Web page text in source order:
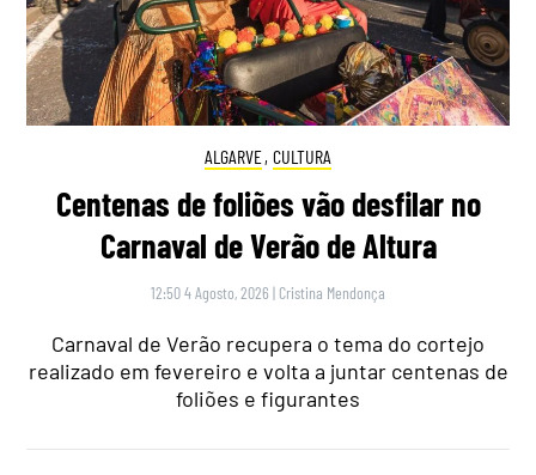
ALGARVE, CULTURA
Centenas de foliões vão desfilar no
Carnaval de Verão de Altura
12:50 4 Agosto, 2026 | Cristina Mendonça
Carnaval de Verão recupera o tema do cortejo
realizado em fevereiro e volta a juntar centenas de
foliões e figurantes